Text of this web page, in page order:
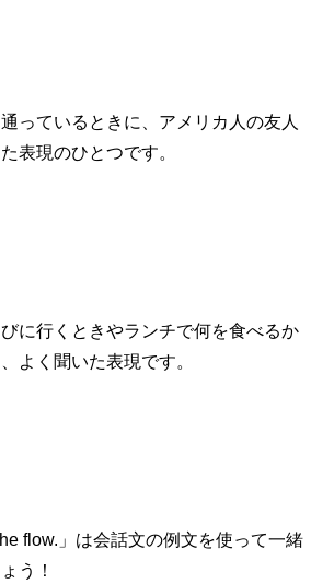
っているときに、アメリカ人の友人
表現のひとつです。
に行くときやランチで何を食べるか
よく聞いた表現です。
flow.」は会話文の例文を使って一緒
う！